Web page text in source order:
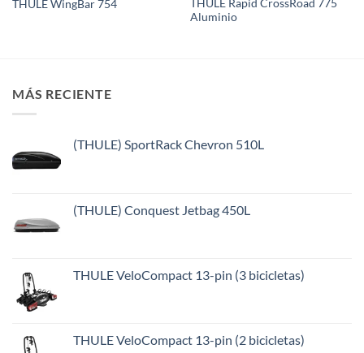
THULE WingBar 754
THULE Rapid CrossRoad 775
Aluminio
MÁS RECIENTE
(THULE) SportRack Chevron 510L
(THULE) Conquest Jetbag 450L
THULE VeloCompact 13-pin (3 bicicletas)
THULE VeloCompact 13-pin (2 bicicletas)